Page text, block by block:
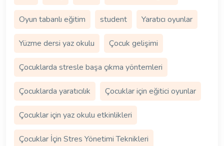
Oyun tabanlı eğitim student Yaratıcı oyunlar
Yüzme dersi yaz okulu Çocuk gelişimi
Çocuklarda stresle başa çıkma yöntemleri
Çocuklarda yaratıcılık Çocuklar için eğitici oyunlar
Çocuklar için yaz okulu etkinlikleri
Çocuklar İçin Stres Yönetimi Teknikleri